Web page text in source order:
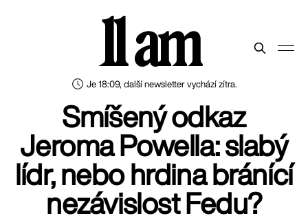
Je 18:09, další newsletter vychází zítra.
11 am
Smíšený odkaz
Jeroma Powella: slabý
lídr, nebo hrdina bránící
nezávislost Fedu?